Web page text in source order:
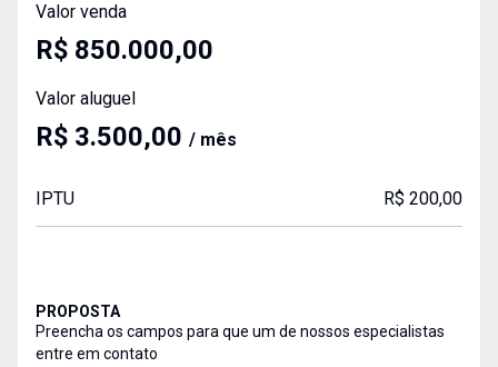
Valor venda
R$ 850.000,00
Valor aluguel
R$ 3.500,00 / mês
IPTU R$ 200,00
PROPOSTA
Preencha os campos para que um de nossos especialistas
entre em contato